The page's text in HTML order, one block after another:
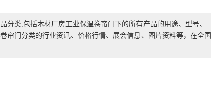
分类,包括木材厂房工业保温卷帘门下的所有产品的用途、型号、
帘门分类的行业资讯、价格行情、展会信息、图片资料等，在全国